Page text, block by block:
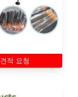
견적 요청